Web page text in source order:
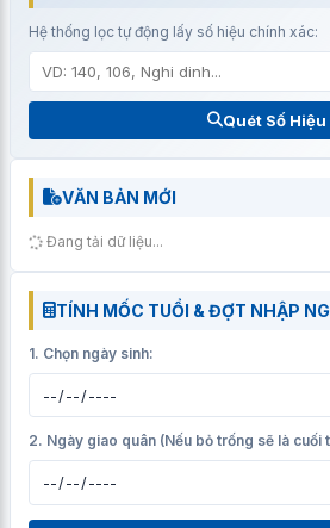
Hệ thống lọc tự động lấy số hiệu chính xác:
Quét Số Hiệu
VĂN BẢN MỚI
Đang tải dữ liệu...
TÍNH MỐC TUỔI & ĐỢT NHẬP
1. Chọn ngày sinh:
2. Ngày giao quân (Nếu bỏ trống sẽ là cuối